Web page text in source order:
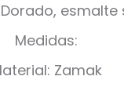
esmalte
Medidas:
Zamak